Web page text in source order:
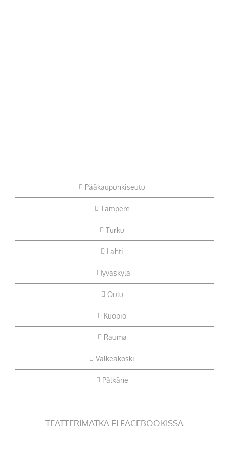
Pääkaupunkiseutu
Tampere
Turku
Lahti
Jyväskylä
Oulu
Kuopio
Rauma
Valkeakoski
Pälkäne
TEATTERIMATKA.FI FACEBOOKISSA